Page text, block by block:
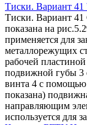
Тиски. Вариант
Тиски. Вариант 41
показана на
применяется для
металлорежущих
рабочей
подвижной губы 3
винта 4 с помощью
показана)
направляющим
используется для